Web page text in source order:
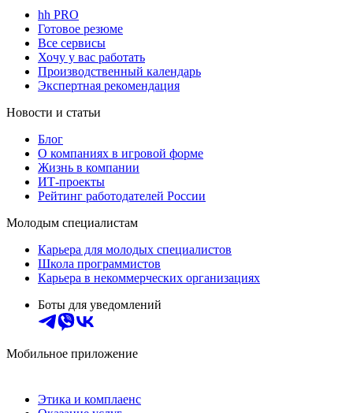
hh PRO
Готовое резюме
Все сервисы
Хочу у вас работать
Производственный календарь
Экспертная рекомендация
Новости и статьи
Блог
О компаниях в игровой форме
Жизнь в компании
ИТ-проекты
Рейтинг работодателей России
Молодым специалистам
Карьера для молодых специалистов
Школа программистов
Карьера в некоммерческих организациях
Боты для уведомлений
Мобильное приложение
Этика и комплаенс